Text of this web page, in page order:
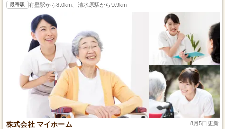
最寄駅 有壁駅から8.0km、清水原駅から9.9km
株式会社 マイホーム 8月5日更新